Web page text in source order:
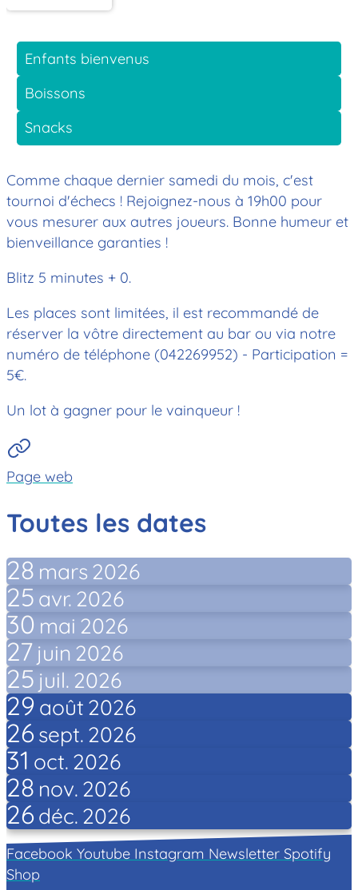
Enfants bienvenus
Boissons
Snacks
Comme chaque dernier samedi du mois, c'est
tournoi d'échecs ! Rejoignez-nous à 19h00 pour
vous mesurer aux autres joueurs. Bonne humeur et
bienveillance garanties !
Blitz 5 minutes + 0.
Les places sont limitées, il est recommandé de
réserver la vôtre directement au bar ou via notre
numéro de téléphone (042269952) - Participation =
5€.
Un lot à gagner pour le vainqueur !
Page web
Toutes les dates
28 mars 2026
25 avr. 2026
30 mai 2026
27 juin 2026
25 juil. 2026
29 août 2026
26 sept. 2026
31 oct. 2026
28 nov. 2026
26 déc. 2026
Facebook Youtube Instagram Newsletter Spotify
Shop